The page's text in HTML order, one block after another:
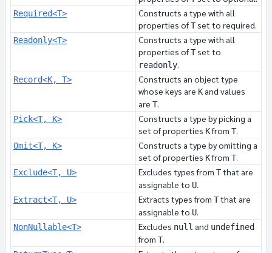
Required<T>
Constructs a type with all
properties ofTset to required.
Readonly<T>
Constructs a type with all
properties ofTset to
readonly.
Record<K, T>
Constructs an object type
whose keys are K and values
are T.
Pick<T, K>
Constructs a type by picking a
set of properties Kfrom T.
Omit<T, K>
Constructs a type by omitting a
set of properties Kfrom T.
Exclude<T, U> Excludes types from Tthat are
assignable to U.
Extract<T, U> Extracts types from Tthat are
assignable to U.
NonNullable<T> Excludes null and undefined
from T.